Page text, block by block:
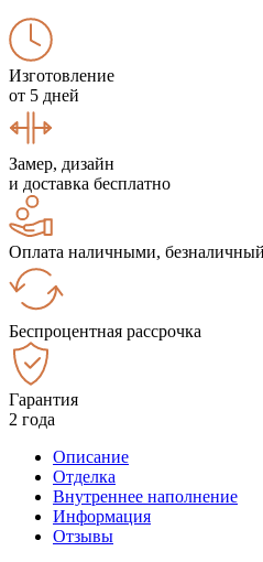
Изготовление
от 5 дней
Замер, дизайн
и доставка бесплатно
Оплата наличными,
Беспроцентная рассрочка
Гарантия
2 года
Описание
Отделка
Внутреннее наполнение
Информация
Отзывы